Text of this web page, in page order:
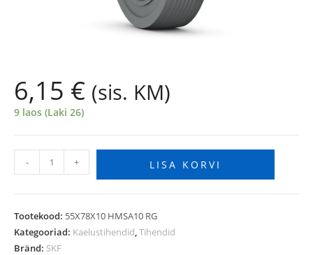
6,15 € (sis. KM)
9 laos (Laki 26)
- + LISA KORVI
Tootekood: 55X78X10 HMSA10 RG
Kategooriad: Kaelustihendid,Tihendid
Bränd: SKF